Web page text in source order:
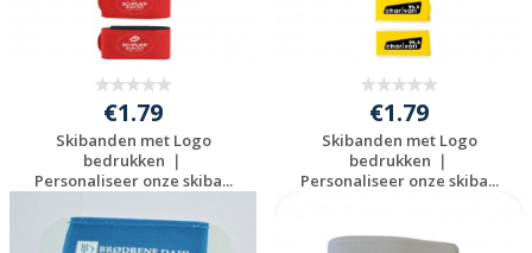
€1.79
Skibanden met Logo
bedrukken ｜
Personaliseer onze skiba...
Gratis offerte
aanvragen
€1.79
Skibanden met Logo
bedrukken ｜
Personaliseer onze skiba...
aanvragen